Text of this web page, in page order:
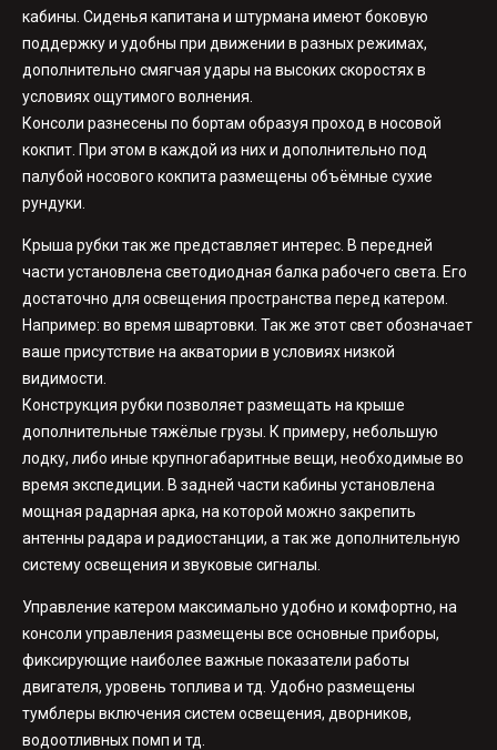
кабины. Сиденья капитана и штурмана имеют боковую
поддержку и удобны при движении в разных режимах,
дополнительно смягчая удары на высоких скоростях в
условиях ощутимого волнения.
Консоли разнесены по бортам образуя проход в носовой
кокпит. При этом в каждой из них и дополнительно под
палубой носового кокпита размещены объёмные сухие
рундуки.
Крыша рубки так же представляет интерес. В передней
части установлена светодиодная балка рабочего света. Его
достаточно для освещения пространства перед катером.
Например: во время швартовки. Так же этот свет обозначает
ваше присутствие на акватории в условиях низкой
видимости.
Конструкция рубки позволяет размещать на крыше
дополнительные тяжёлые грузы. К примеру, небольшую
лодку, либо иные крупногабаритные вещи, необходимые во
время экспедиции. В задней части кабины установлена
мощная радарная арка, на которой можно закрепить
антенны радара и радиостанции, а так же дополнительную
систему освещения и звуковые сигналы.
Управление катером максимально удобно и комфортно, на
консоли управления размещены все основные приборы,
фиксирующие наиболее важные показатели работы
двигателя, уровень топлива и тд. Удобно размещены
тумблеры включения систем освещения, дворников,
водоотливных помп и тд.